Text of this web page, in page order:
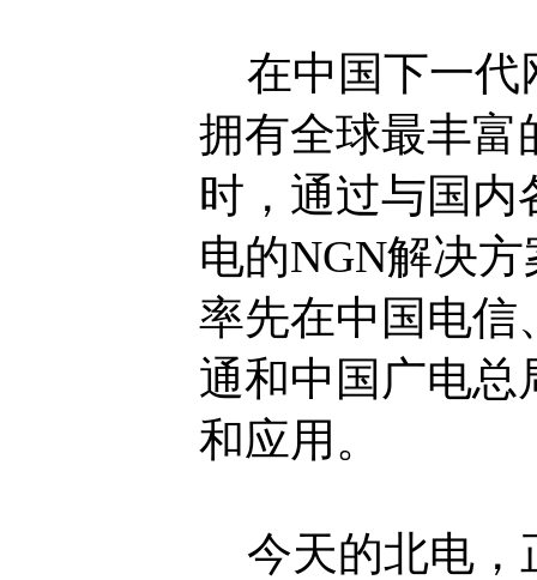
在中国下一代
拥有全球最丰富
时，通过与国内
电的NGN解决
率先在中国电信
通和中国广电总
和应用。
今天的北电，